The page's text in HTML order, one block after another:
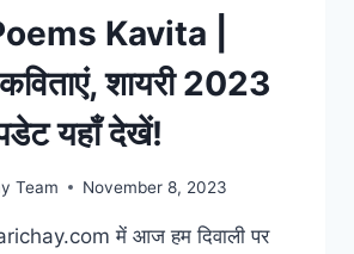
Kavita |
कविताएं, शायरी 2023
यहाँ देखें!
Team November 8, 2023
में आज हम दिवाली पर